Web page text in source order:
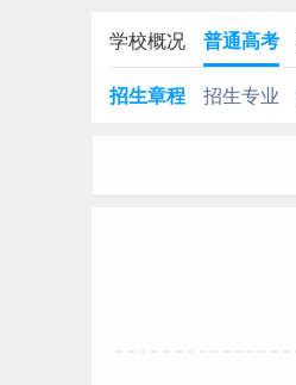
学校概况 普通高考
招生章程 招生专业